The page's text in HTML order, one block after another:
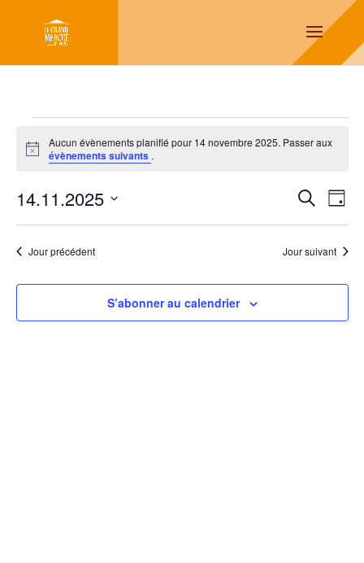
Évènements
for
novembre
2025
Notice
Aucun évènements planifié pour 14 novembre 2025. Passer aux
évènements suivants .
et
de
vues
de
Jour
14.11.2025
date.
Jour précédent Jour suivant
S’abonner au calendrier